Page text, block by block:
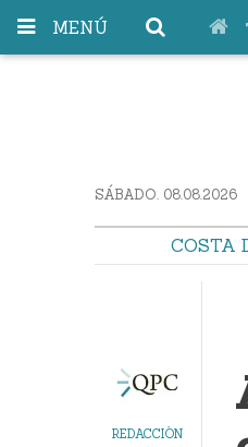
MENÚ
SÁBADO. 08.08.2026
COSTA
REDACCIÓN